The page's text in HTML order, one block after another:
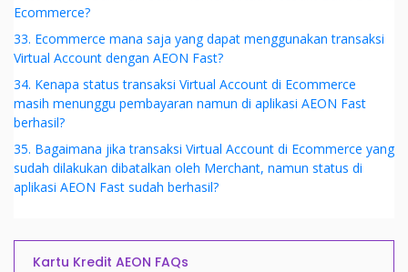
Ecommerce?
33. Ecommerce mana saja yang dapat menggunakan transaksi
Virtual Account dengan AEON Fast?
34. Kenapa status transaksi Virtual Account di Ecommerce
masih menunggu pembayaran namun di aplikasi AEON Fast
berhasil?
35. Bagaimana jika transaksi Virtual Account di Ecommerce yang
sudah dilakukan dibatalkan oleh Merchant, namun status di
aplikasi AEON Fast sudah berhasil?
Kartu Kredit AEON FAQs